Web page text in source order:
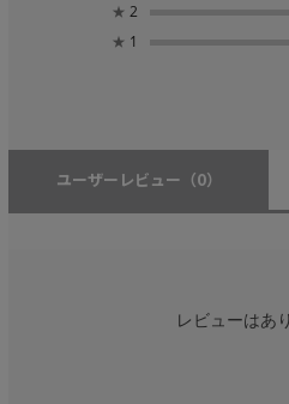
★ 2
★ 1
ユーザーレビュー （0）
レビューはあ